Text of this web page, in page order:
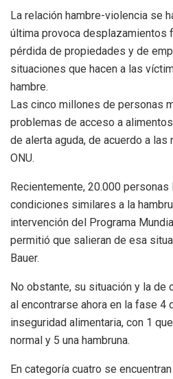
La relación hambre-violencia se
última provoca desplazamientos
pérdida de propiedades y de
situaciones que hacen a las
hambre.
Las cinco millones de personas
problemas de acceso a
de alerta aguda, de acuerdo a
ONU.
Recientemente, 20.000
condiciones similares a la
intervención del Programa
permitió que salieran de esa
Bauer.
No obstante, su situación y la
al encontrarse ahora en la fase 4
inseguridad alimentaria, con 1
normal y 5 una hambruna.
En categoría cuatro se